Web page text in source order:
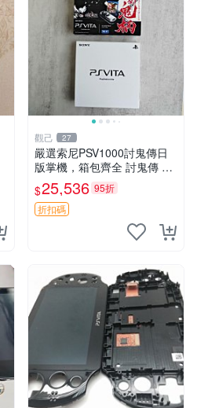
觀己 27
嚴選索尼PSV1000討鬼傳日
版掌機，箱包齊全 討鬼傳 PS
V1000 索尼掌機 PSV1000 討
鬼傳 日版 討鬼傳 限定版 PSV
1000
$25,536 95折
折扣碼